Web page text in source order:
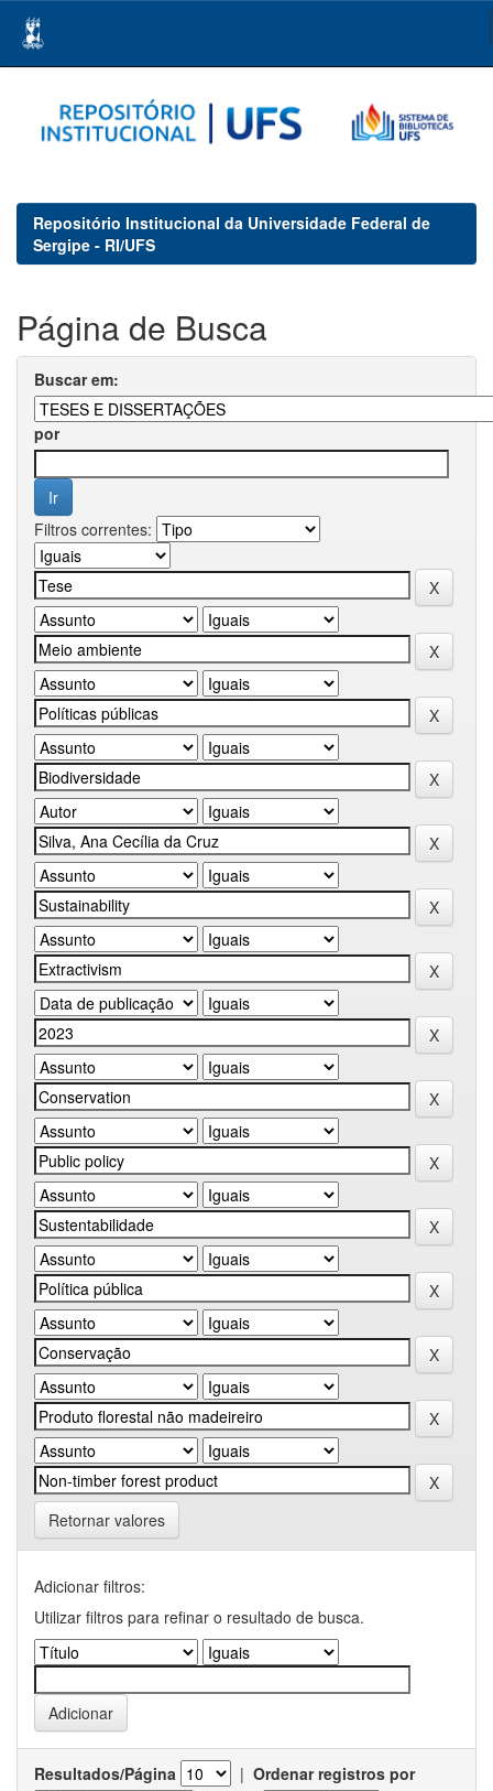
navigation
Repositório Institucional da Universidade Federal de
Sergipe - RI/UFS
Página de Busca
Buscar em:
por
Filtros correntes:
Retornar valores
Adicionar filtros:
Utilizar filtros para refinar o resultado de busca.
Resultados/Página | Ordenar registros por